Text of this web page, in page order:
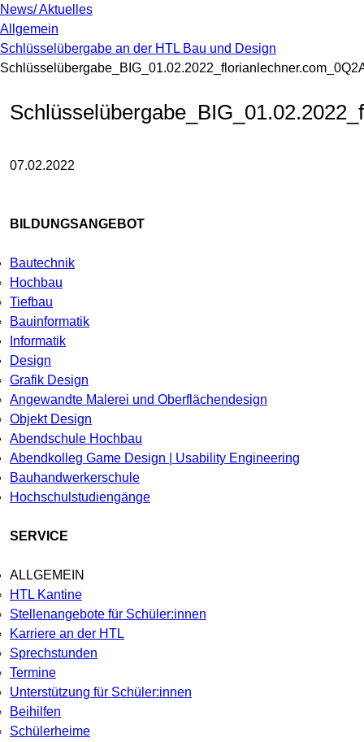
News/ Aktuelles
Allgemein
Schlüsselübergabe an der HTL Bau und Design
07.02.2022
BILDUNGSANGEBOT
Bautechnik
Hochbau
Tiefbau
Bauinformatik
Informatik
Design
Grafik Design
Angewandte Malerei und Oberflächendesign
Objekt Design
Abendschule Hochbau
Abendkolleg Game Design | Usability Engineering
Bauhandwerkerschule
Hochschulstudiengänge
SERVICE
ALLGEMEIN
HTL Kantine
Stellenangebote für Schüler:innen
Karriere an der HTL
Sprechstunden
Termine
Unterstützung für Schüler:innen
Beihilfen
Schülerheime